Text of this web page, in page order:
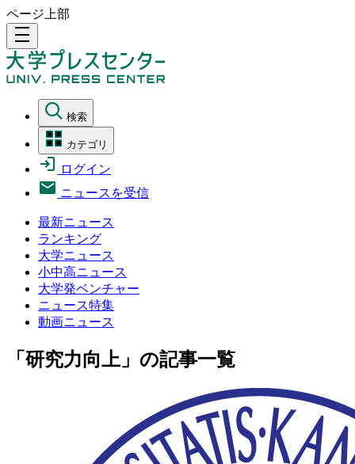
ページ上部
density_medium
検索
カテゴリ
ログイン
ニュースを受信
最新ニュース
ランキング
大学ニュース
小中高ニュース
大学発ベンチャー
ニュース特集
動画ニュース
「研究力向上」の記事一覧